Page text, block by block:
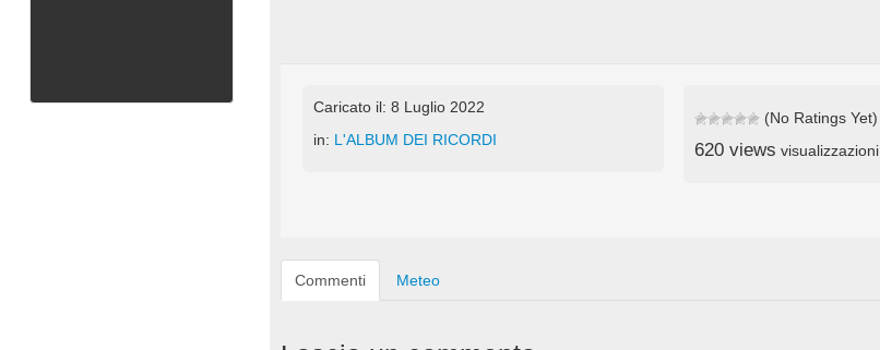
Caricato il: 8 Luglio 2022
in: L'ALBUM DEI RICORDI
(No Ratings Yet)
620 views visualizzazioni
Commenti Meteo